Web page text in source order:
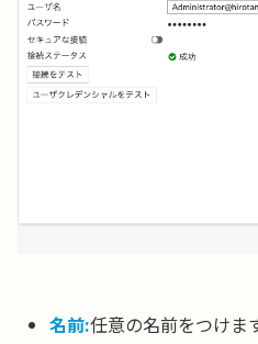
名前:任意の名前をつけま